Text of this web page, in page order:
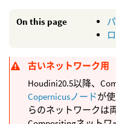
On this page
古いネットワーク用
Houdini20.5以降、
Copernicusノードが
らのネットワークは